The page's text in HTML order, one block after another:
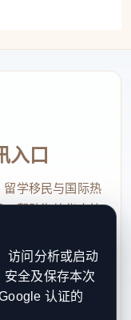
入口
学移民与国际热
帮助海外华人快
站务、投稿与权
访问分析或启动
全及保存本次
认证的